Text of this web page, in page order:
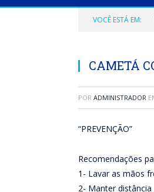
VOCÊ ESTÁ EM:
CAMETÁ
POR ADMINISTRADOR
“PREVENÇÃO”
Recomendações
1- Lavar as mãos
2- Manter